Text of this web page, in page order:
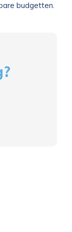
budgetten.